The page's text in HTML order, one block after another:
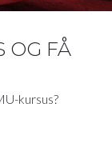
OG FÅ
kursus?